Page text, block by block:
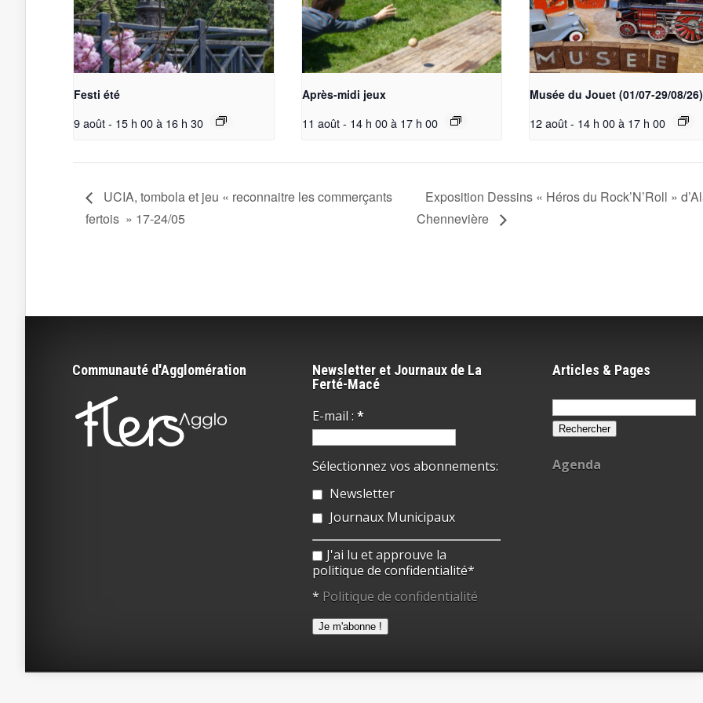
Festi été
9 août - 15 h 00à 16 h 30
Après-midi jeux
11 août - 14 h 00 à 17 h 00
Musée du Jouet (01/07-29/08/26)
12 août - 14 h 00à 17 h 00
UCIA, tombola et jeu « reconnaitre les commerçants
fertois » 17-24/05
Exposition Dessins « Héros du Rock’N’Roll »
Chennevière
Communauté d'Agglomération
Newsletter et Journaux de La
Ferté-Macé
E-mail : *
Sélectionnez vos abonnements:
Newsletter
Journaux Municipaux
J'ai lu et approuve la
politique de confidentialité*
* Politique de confidentialité
Articles & Pages
Rechercher :
Agenda